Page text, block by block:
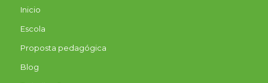
Inicio
Escola
Proposta pedagógica
Blog